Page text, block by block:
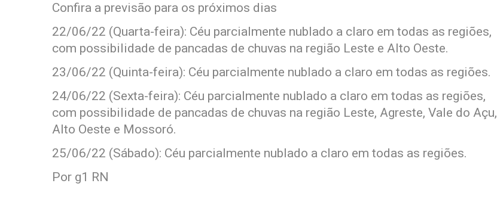
Confira a previsão para os próximos dias
22/06/22 (Quarta-feira): Céu parcialmente nublado a claro em todas as regiões,
com possibilidade de pancadas de chuvas na região Leste e Alto Oeste.
23/06/22 (Quinta-feira): Céu parcialmente nublado a claro em todas as regiões.
24/06/22 (Sexta-feira): Céu parcialmente nublado a claro em todas as regiões,
com possibilidade de pancadas de chuvas na região Leste, Agreste, Vale do Açu,
Alto Oeste e Mossoró.
25/06/22 (Sábado): Céu parcialmente nublado a claro em todas as regiões.
Por g1 RN